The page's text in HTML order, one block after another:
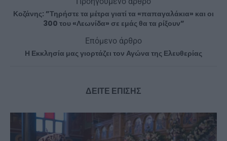
Κοζάνης: ”Τηρήστε τα μέτρα γιατί τα «παπαγαλάκια» και οι
300 του «Λεωνίδα» σε εμάς θα τα ρίξουν”
Επόμενο άρθρο
Η Εκκλησία μας γιορτάζει τον Αγώνα της Ελευθερίας
ΔΕΙΤΕ ΕΠΙΣΗΣ